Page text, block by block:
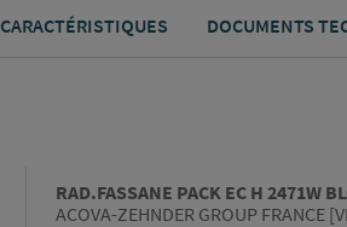
CARACTÉRISTIQUES DOCUMENTS
RAD.FASSANE PACK EC H 2471W
ACOVA-ZEHNDER GROUP FRANCE